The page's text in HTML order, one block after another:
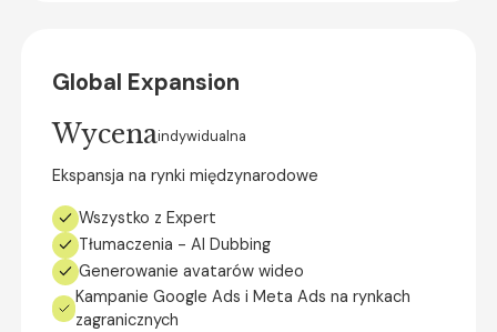
Global Expansion
Wycenaindywidualna
Ekspansja na rynki międzynarodowe
Wszystko z Expert
Tłumaczenia - AI Dubbing
Generowanie avatarów wideo
‍Kampanie Google Ads i Meta Ads na rynkach
zagranicznych